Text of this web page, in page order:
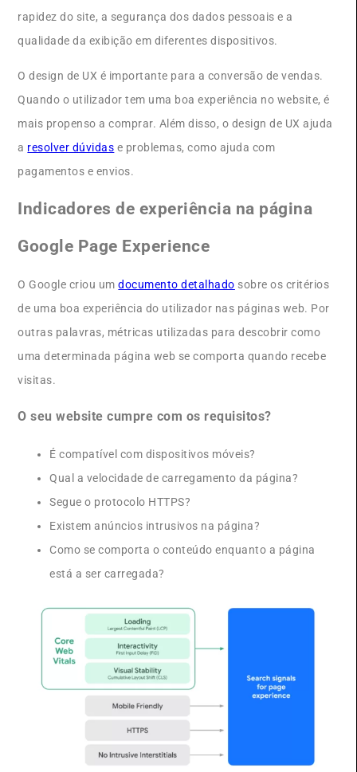
rapidez do site, a segurança dos dados pessoais e a
qualidade da exibição em diferentes dispositivos.
O design de UX é importante para a conversão de vendas.
Quando o utilizador tem uma boa experiência no website, é
mais propenso a comprar. Além disso, o design de UX ajuda
a resolver dúvidas e problemas, como ajuda com
pagamentos e envios.
Indicadores de experiência na página
Google Page Experience
O Google criou umdocumento detalhado sobre os critérios
de uma boa experiência do utilizador nas páginas web. Por
outras palavras, métricas utilizadas para descobrir como
uma determinada página web se comporta quando recebe
visitas.
O seu website cumpre com os requisitos?
É compatível com dispositivos móveis?
Qual a velocidade de carregamento da página?
Segue o protocolo HTTPS?
Existem anúncios intrusivos na página?
Como se comporta o conteúdo enquanto a página
está a ser carregada?